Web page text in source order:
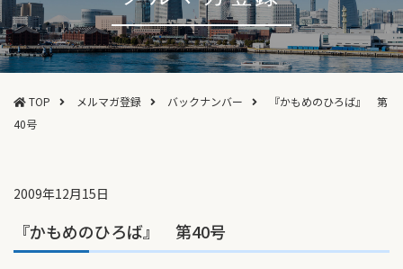
TOP メルマガ登録 バックナンバー
『かもめのひろば』 第
40号
2009年12月15日
『かもめのひろば』 第40号